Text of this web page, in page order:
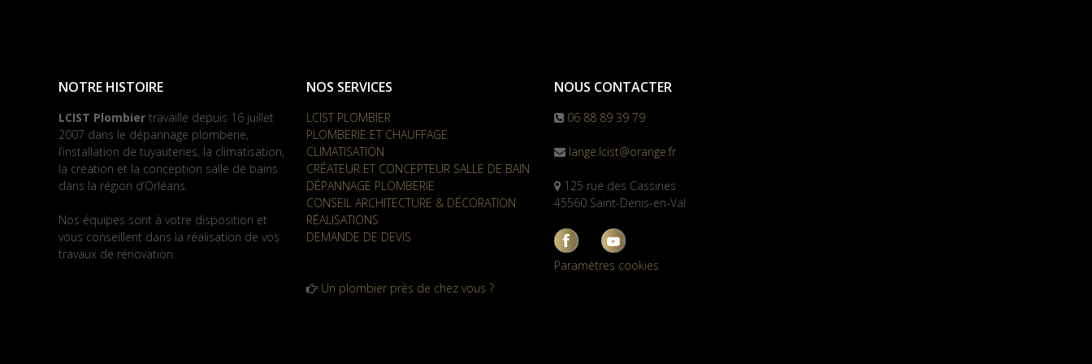
NOTRE HISTOIRE
LCIST Plombier travaille depuis 16 juillet
2007 dans le dépannage plomberie,
l’installation de tuyauteries, la climatisation,
la création et la conception salle de bains
dans la région d’Orléans.
Nos équipes sont à votre disposition et
vous conseillent dans la réalisation de vos
travaux de rénovation.
NOS SERVICES
LCIST PLOMBIER
PLOMBERIE ET CHAUFFAGE
CLIMATISATION
CRÉATEUR ET CONCEPTEUR SALLE DE BAIN
DÉPANNAGE PLOMBERIE
CONSEIL ARCHITECTURE & DÉCORATION
RÉALISATIONS
DEMANDE DE DEVIS
Un plombier près de chez vous ?
NOUS CONTACTER
06 88 89 39 79
lange.lcist@orange.fr
125 rue des Cassines
45560 Saint-Denis-en-Val
Paramètres cookies